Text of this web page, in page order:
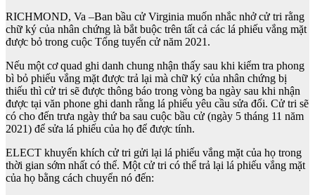
RICHMOND, Va –Ban bầu cử Virginia muốn nhắc nhở cử tri rằng
chữ ký của nhân chứng là bắt buộc trên tất cả các lá phiếu vắng mặt
được bỏ trong cuộc Tổng tuyển cử năm 2021.
Nếu một cơ quad ghi danh chung nhận thấy sau khi kiểm tra phong
bì bỏ phiếu vắng mặt được trả lại mà chữ ký của nhân chứng bị
thiếu thì cử tri sẽ được thông báo trong vòng ba ngày sau khi nhận
được tại văn phone ghi danh rằng lá phiếu yêu cầu sửa đổi. Cử tri sẽ
có cho đến trưa ngày thứ ba sau cuộc bầu cử (ngày 5 tháng 11 năm
2021) để sửa lá phiếu của họ để được tính.
ELECT khuyến khích cử tri gửi lại lá phiếu vắng mặt của họ trong
thời gian sớm nhất có thể. Một cử tri có thể trả lại lá phiếu vắng mặt
của họ bằng cách chuyển nó đến: